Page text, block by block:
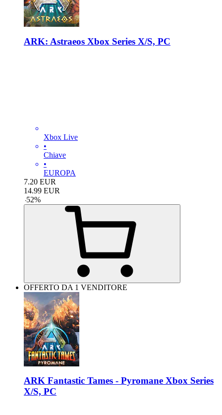
ARK: Astraeos Xbox Series X/S, PC
Xbox Live
•
Chiave
•
EUROPA
7.20 EUR
14.99 EUR
-52%
OFFERTO DA 1 VENDITORE
ARK Fantastic Tames - Pyromane Xbox Series
X/S, PC